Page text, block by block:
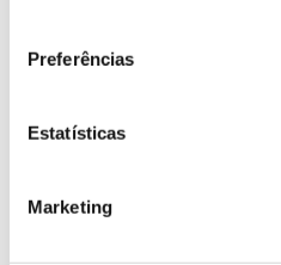
Preferências
Estatísticas
Marketing
Registar galhas de Trichi